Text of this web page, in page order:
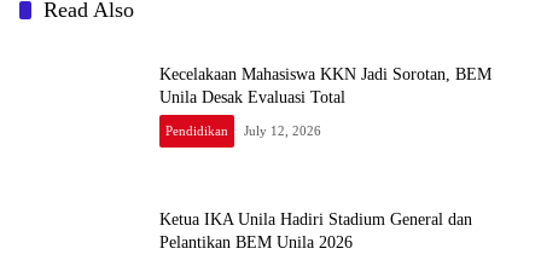
Read Also
Kecelakaan Mahasiswa KKN Jadi Sorotan, BEM
Unila Desak Evaluasi Total
Pendidikan July 12, 2026
Ketua IKA Unila Hadiri Stadium General dan
Pelantikan BEM Unila 2026